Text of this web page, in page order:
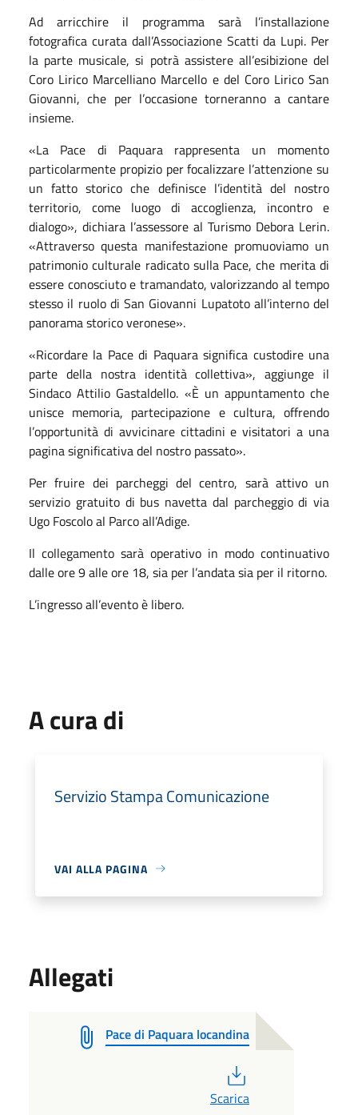
Ad arricchire il programma sarà l’installazione
fotografica curata dall’Associazione Scatti da Lupi. Per
la parte musicale, si potrà assistere all’esibizione del
Coro Lirico Marcelliano Marcello e del Coro Lirico San
Giovanni, che per l’occasione torneranno a cantare
insieme.
«La Pace di Paquara rappresenta un momento
particolarmente propizio per focalizzare l’attenzione su
un fatto storico che definisce l’identità del nostro
territorio, come luogo di accoglienza, incontro e
dialogo», dichiara l’assessore al Turismo Debora Lerin.
«Attraverso questa manifestazione promuoviamo un
patrimonio culturale radicato sulla Pace, che merita di
essere conosciuto e tramandato, valorizzando al tempo
stesso il ruolo di San Giovanni Lupatoto all’interno del
panorama storico veronese».
«Ricordare la Pace di Paquara significa custodire una
parte della nostra identità collettiva», aggiunge il
Sindaco Attilio Gastaldello. «È un appuntamento che
unisce memoria, partecipazione e cultura, offrendo
l’opportunità di avvicinare cittadini e visitatori a una
pagina significativa del nostro passato».
Per fruire dei parcheggi del centro, sarà attivo un
servizio gratuito di bus navetta dal parcheggio di via
Ugo Foscolo al Parco all’Adige.
Il collegamento sarà operativo in modo continuativo
dalle ore 9 alle ore 18, sia per l’andata sia per il ritorno.
L’ingresso all’evento è libero.
A cura di
Servizio Stampa Comunicazione
VAI ALLA PAGINA
Allegati
Pace di Paquara locandina
Scarica